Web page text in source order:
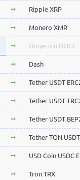
Ripple XRP
Monero XMR
Dogecoin DOGE
Dash
Tether USDT
Tether USDT
Tether USDT
Tether TON USDT
USD Coin USDC
Tron TRX